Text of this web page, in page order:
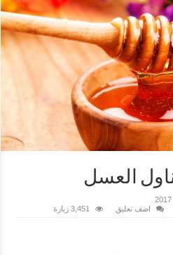
العسل
اضف تعليق 3,451 زيارة